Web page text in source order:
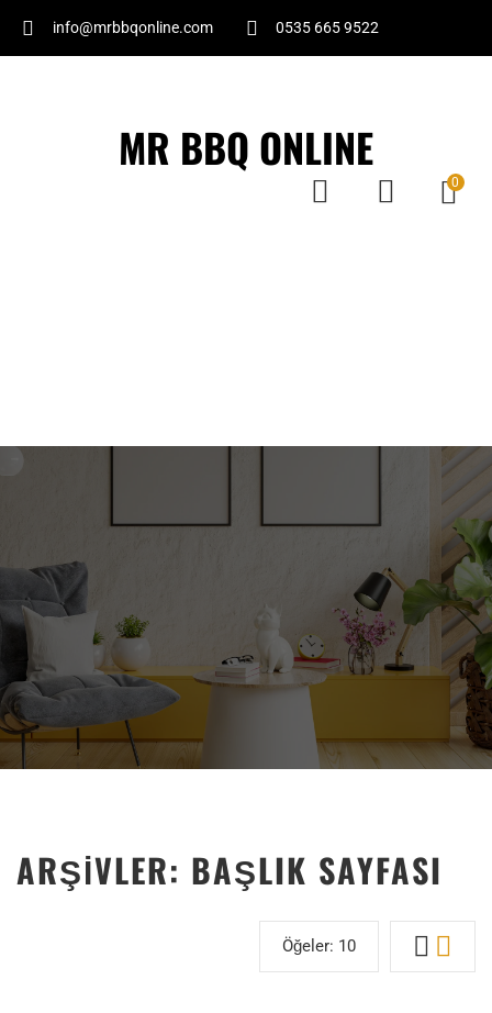
info@mrbbqonline.com 0535 665 9522
MR BBQ ONLINE
0
BLOG LAYOUT
Arşivler:Başlık Sayfası
ARŞIVLER: BAŞLIK SAYFASI
Öğeler: 10